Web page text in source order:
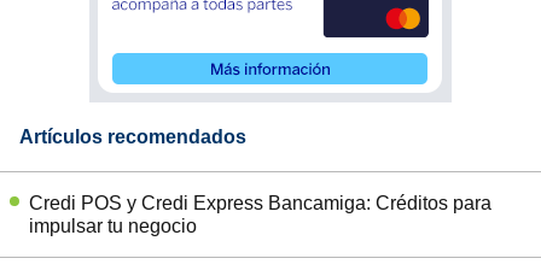
Artículos recomendados
Credi POS y Credi Express Bancamiga: Créditos para
impulsar tu negocio